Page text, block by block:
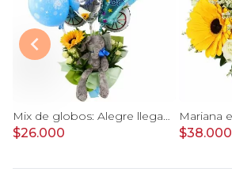
Mix de globos: Alegre llegada Baby Boy
$26.000 $38.000